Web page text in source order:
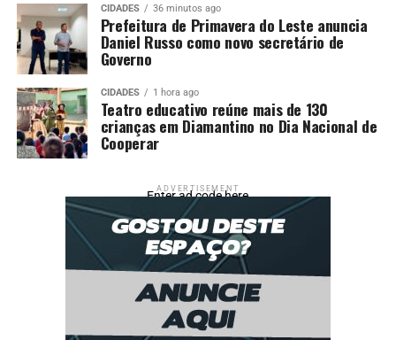
CIDADES 36 minutos ago
Prefeitura de Primavera do Leste anuncia
Daniel Russo como novo secretário de
Governo
CIDADES 1 hora ago
Teatro educativo reúne mais de 130
crianças em Diamantino no Dia Nacional de
Cooperar
ADVERTISEMENT
Enter ad code here